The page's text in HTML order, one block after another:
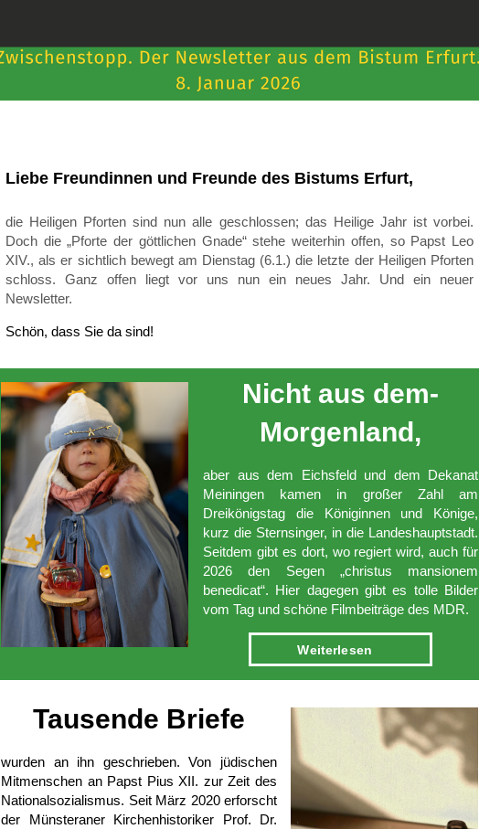
Liebe Freundinnen und Freunde des Bistums Erfurt,
die Heiligen Pforten sind nun alle geschlossen; das Heilige Jahr ist vorbei.
Doch die „Pforte der göttlichen Gnade“ stehe weiterhin offen, so Papst Leo
XIV., als er sichtlich bewegt am Dienstag (6.1.) die letzte der Heiligen Pforten
schloss. Ganz offen liegt vor uns nun ein neues Jahr. Und ein neuer
Newsletter.
Schön, dass Sie da sind!
Nicht aus dem­
Morgenland,
aber aus dem Eichsfeld und dem Dekanat
Meiningen kamen in großer Zahl am
Dreikönigstag die Königinnen und Könige,
kurz die Sternsinger, in die Landeshauptstadt.
Seitdem gibt es dort, wo regiert wird, auch für
2026 den Segen „christus mansionem
benedicat“. Hier dagegen gibt es tolle Bilder
vom Tag und schöne Filmbeiträge des MDR.
Weiter­lesen
Tausende­ Briefe
wurden an ihn geschrieben. Von jüdischen
Mitmenschen an Papst Pius XII. zur Zeit des
Nationalsozialismus. Seit März 2020 erforscht
der Münsteraner Kirchenhistoriker Prof. Dr.